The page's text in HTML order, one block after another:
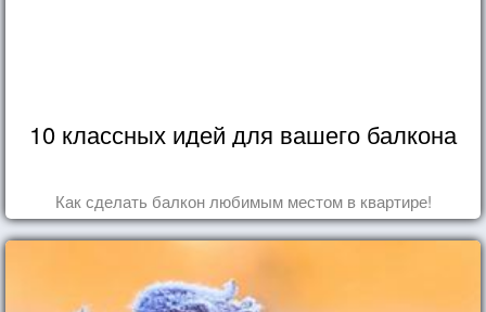
10 классных идей для вашего балкона
Как сделать балкон любимым местом в квартире!